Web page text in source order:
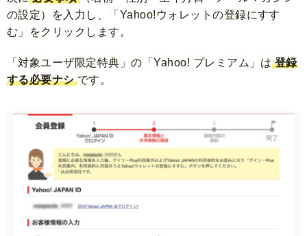
の設定）を入力 し、「Yahoo!ウォレットの登録にすす
む」をクリックします。
「対象ユーザ限定特典」の「Yahoo! プレミアム」は 登録
する必要ナシ です。